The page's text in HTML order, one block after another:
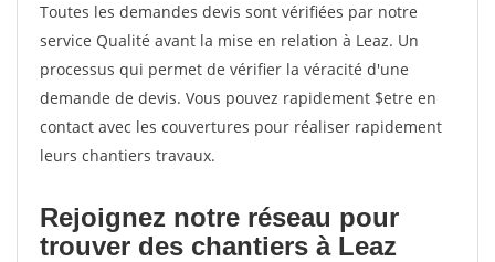
Toutes les demandes devis sont vérifiées par notre
service Qualité avant la mise en relation à Leaz. Un
processus qui permet de vérifier la véracité d'une
demande de devis. Vous pouvez rapidement $etre en
contact avec les couvertures pour réaliser rapidement
leurs chantiers travaux.
Rejoignez notre réseau pour
trouver des chantiers à Leaz